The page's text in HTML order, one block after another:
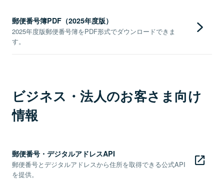
郵便番号簿PDF（2025年度版）
2025年度版郵便番号簿をPDF形式でダウンロードできま
す。
ビジネス・法人のお客さま向け
情報
郵便番号・デジタルアドレスAPI
郵便番号とデジタルアドレスから住所を取得できる公式API
を提供。